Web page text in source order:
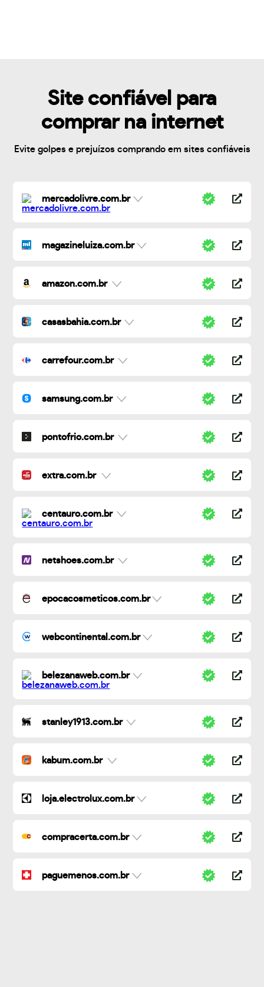
Site confiável para
comprar na internet
Evite golpes e prejuízos comprando em sites confiáveis
mercadolivre.com.br
magazineluiza.com.br
amazon.com.br
casasbahia.com.br
carrefour.com.br
samsung.com.br
pontofrio.com.br
extra.com.br
centauro.com.br
netshoes.com.br
epocacosmeticos.com.br
webcontinental.com.br
belezanaweb.com.br
stanley1913.com.br
kabum.com.br
loja.electrolux.com.br
compracerta.com.br
paguemenos.com.br